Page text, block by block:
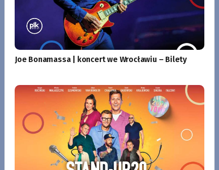
Joe Bonamassa | koncert we Wrocławiu – Bilety